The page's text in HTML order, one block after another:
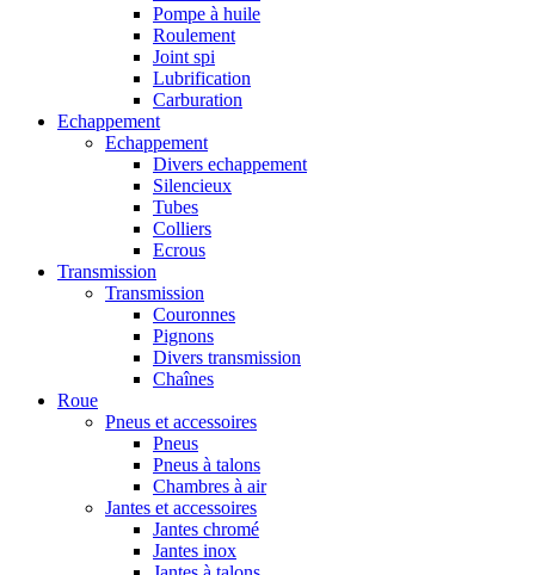
Pompe à huile
Roulement
Joint spi
Lubrification
Carburation
Echappement
Echappement
Divers echappement
Silencieux
Tubes
Colliers
Ecrous
Transmission
Transmission
Couronnes
Pignons
Divers transmission
Chaînes
Roue
Pneus et accessoires
Pneus
Pneus à talons
Chambres à air
Jantes et accessoires
Jantes chromé
Jantes inox